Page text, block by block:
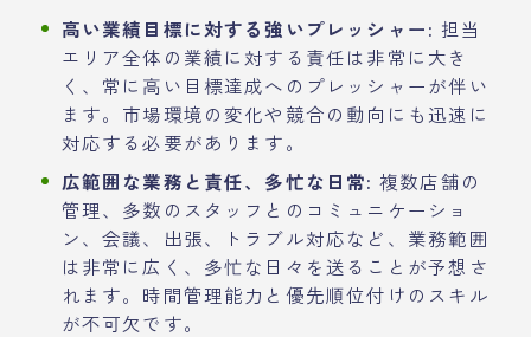
高い業績目標に対する強いプレッシャー: 担当
エリア全体の業績に対する責任は非常に大き
く、常に高い目標達成へのプレッシャーが伴い
ます。市場環境の変化や競合の動向にも迅速に
対応する必要があります。
広範囲な業務と責任、多忙な日常: 複数店舗の
管理、多数のスタッフとのコミュニケーショ
ン、会議、出張、トラブル対応など、業務範囲
は非常に広く、多忙な日々を送ることが予想さ
れます。時間管理能力と優先順位付けのスキル
が不可欠です。